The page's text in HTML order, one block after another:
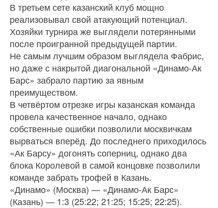
В третьем сете казанский клуб мощно
реализовывал свой атакующий потенциал.
Хозяйки турнира же выглядели потерянными
после проигранной предыдущей партии.
Не самым лучшим образом выглядела Фабрис,
но даже с накрытой диагональной «Динамо-Ак
Барс» забрало партию за явным
преимуществом.
В четвёртом отрезке игры казанская команда
провела качественное начало, однако
собственные ошибки позволили москвичкам
вырваться вперёд. До последнего приходилось
«Ак Барсу» догонять соперниц, однако два
блока Королевой в самой концовке позволили
команде забрать трофей в Казань.
«Динамо» (Москва) — «Динамо-Ак Барс»
(Казань) — 1:3 (25:22; 21:25; 15:25; 22:25).